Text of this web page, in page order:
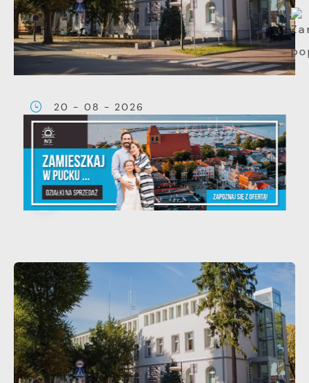
20 - 08 - 2026
Teatralne lato - Zdrowo i
kolorowo